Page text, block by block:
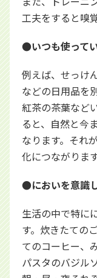
工夫をすると嗅
●いつも使って
例えば、せっけ
などの日用品を
紅茶の茶葉など
ると、自然と今
なります。それ
化につながります
●においを意識
生活の中で特に
す。炊きたての
てのコーヒー、
パスタのバジル